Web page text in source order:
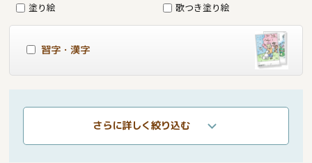
塗り絵 歌つき塗り絵
習字・漢字
さらに詳しく絞り込む